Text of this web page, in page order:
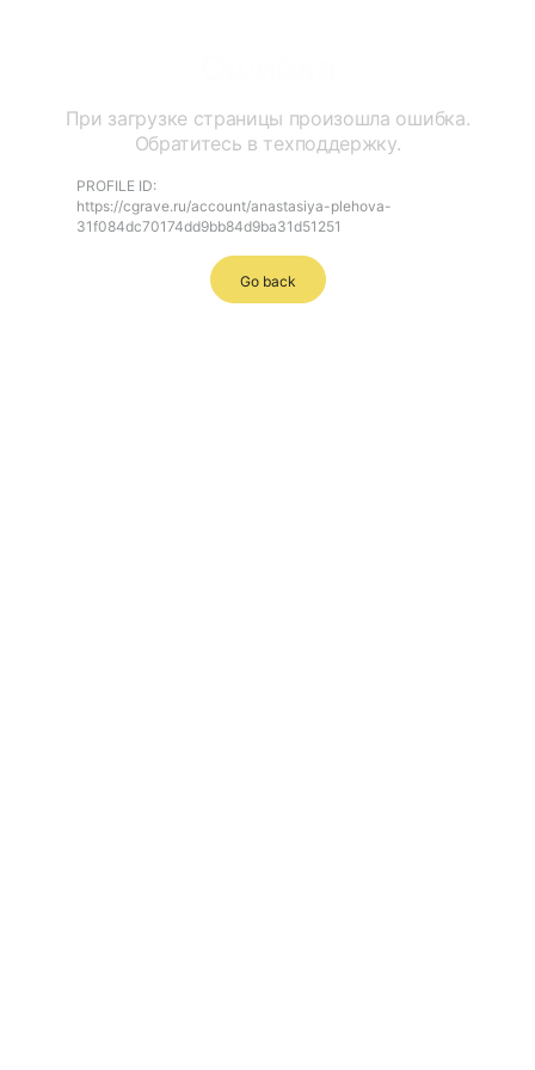
При загрузке страницы произошла ошибка.
Обратитесь в техподдержку.
PROFILE ID:
https://cgrave.ru/account/anastasiya-plehova-
31f084dc70174dd9bb84d9ba31d51251
Go back